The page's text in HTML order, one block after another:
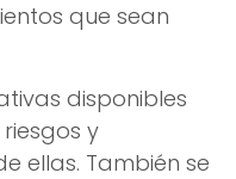
que sean
disponibles
y
ellas. También se